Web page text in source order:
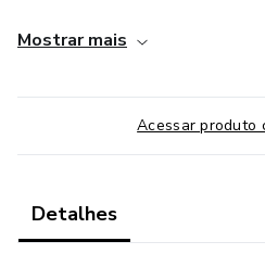
• Aprenda a identificar o que os
• Como manter sua empresa
• Como fazer os clientes
Mostrar mais
Acessar produto
Detalhes